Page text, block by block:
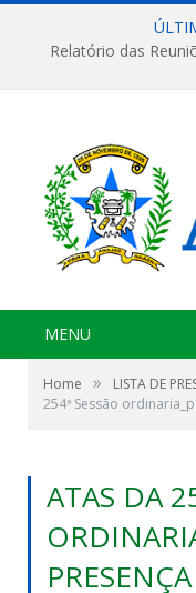
Relatório das
MENU
Home » LISTA DE
254ª Sessão
ATAS DA
PRESENÇA